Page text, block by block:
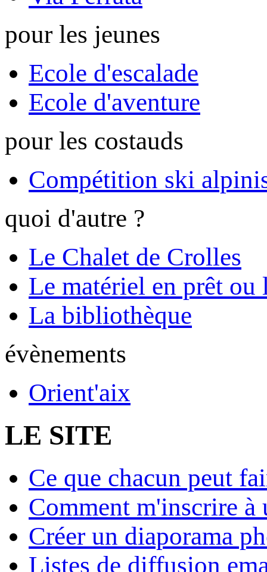
pour les jeunes
Ecole d'escalade
Ecole d'aventure
pour les costauds
Compétition ski
quoi d'autre ?
Le Chalet de Crolles
Le matériel en prêt ou
La bibliothèque
évènements
Orient'aix
LE SITE
Ce que chacun peut
Comment m'inscrire à
Créer un diaporama
Listes de diffusion